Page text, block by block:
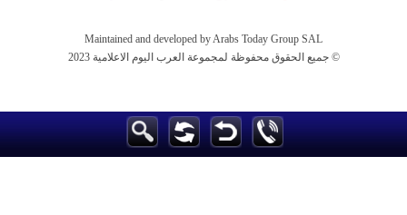
Maintained and developed by Arabs Today Group SAL
جميع الحقوق محفوظة لمجموعة العرب اليوم الاعلامية 2023 ©